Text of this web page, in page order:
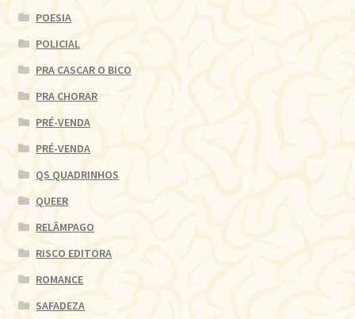
POESIA
POLICIAL
PRA CASCAR O BICO
PRA CHORAR
PRÉ-VENDA
PRÉ-VENDA
QS QUADRINHOS
QUEER
RELÂMPAGO
RISCO EDITORA
ROMANCE
SAFADEZA